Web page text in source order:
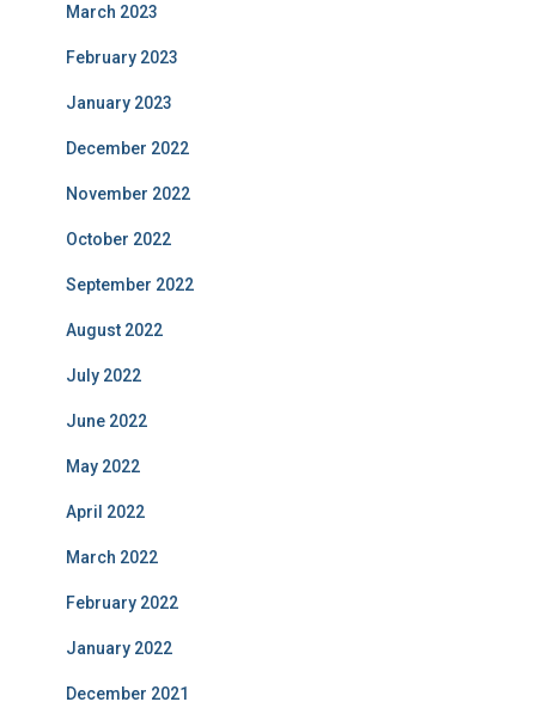
March 2023
February 2023
January 2023
December 2022
November 2022
October 2022
September 2022
August 2022
July 2022
June 2022
May 2022
April 2022
March 2022
February 2022
January 2022
December 2021